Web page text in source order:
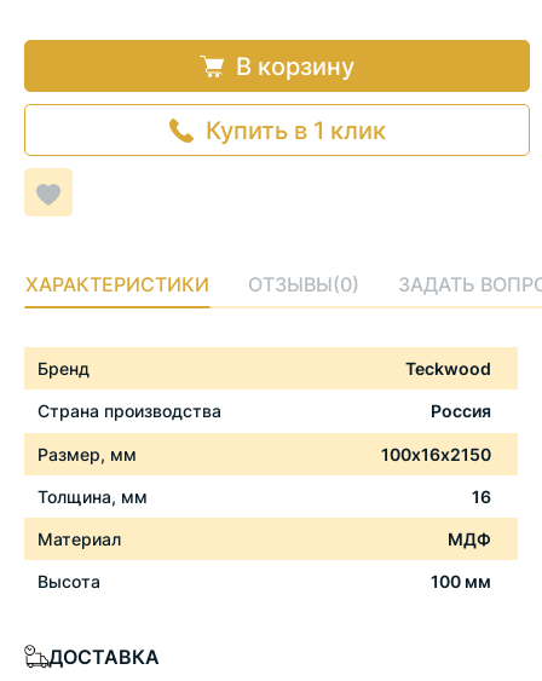
В корзину
Купить в 1 клик
Добавить
в
желаемого
ХАРАКТЕРИСТИКИ ОТЗЫВЫ(0) ЗАДАТЬ
Характеристики
Бренд Teckwood
Страна производства Россия
Размер, мм 100x16x2150
Толщина, мм 16
Материал МДФ
Высота 100 мм
ДОСТАВКА